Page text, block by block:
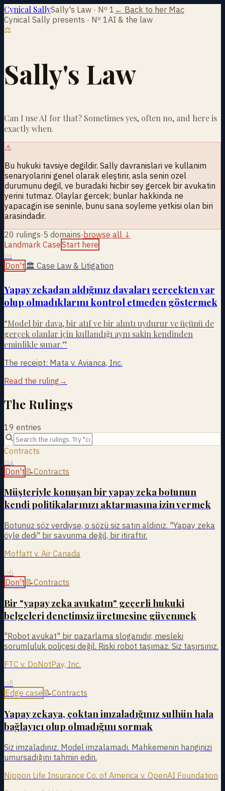
Cynical SallySally's Law · Nº 1 ← Back to her Mac
Cynical Sally presents · Nº 1AI & the law
⚖
Sally's Law
Can I use AI for that? Sometimes yes, often no, and here is
exactly when.
⚠
Bu hukuki tavsiye degildir. Sally davranislari ve kullanim
senaryolarini genel olarak eleştirir, asla senin ozel
durumunu degil, ve buradaki hicbir sey gercek bir avukatin
yerini tutmaz. Olaylar gercek; bunlar hakkinda ne
yapacagin ise seninle, bunu sana soyleme yetkisi olan biri
arasindadir.
20 rulings·5 domains· browse all ↓
Landmark CaseStart here
01
Don't 🏛 Case Law & Litigation
Yapay zekadan aldığınız davaları gerçekten var
olup olmadıklarını kontrol etmeden göstermek
“Model bir dava, bir atıf ve bir alıntı uydurur ve üçünü de
gerçek olanlar için kullandığı aynı sakin kendinden
eminlikle sunar.”
The receipt: Mata v. Avianca, Inc.
Read the ruling →
The Rulings
19 entries
Contracts
04
Don't 📝Contracts
Müşteriyle konuşan bir yapay zeka botunun
kendi politikalarınızı aktarmasına izin vermek
Botunuz söz verdiyse, o sözü siz satın aldınız. "Yapay zeka
öyle dedi" bir savunma değil, bir itiraftır.
Moffatt v. Air Canada
06
Don't 📝Contracts
Bir "yapay zeka avukatın" geçerli hukuki
belgeleri denetimsiz üretmesine güvenmek
"Robot avukat" bir pazarlama sloganıdır, mesleki
sorumluluk poliçesi değil. Riski robot taşımaz. Siz taşırsınız.
FTC v. DoNotPay, Inc.
08
Edge case 📝Contracts
Yapay zekaya, çoktan imzaladığınız sulhün hala
bağlayıcı olup olmadığını sormak
Siz imzaladınız. Model imzalamadı. Mahkemenin hanginizi
umursadığını tahmin edin.
Nippon Life Insurance Co. of America v. OpenAI Foundation